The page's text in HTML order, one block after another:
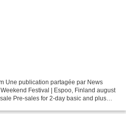
Une publication partagée par News
Festival | Espoo, Finland august
Pre-sales for 2-day basic and plus